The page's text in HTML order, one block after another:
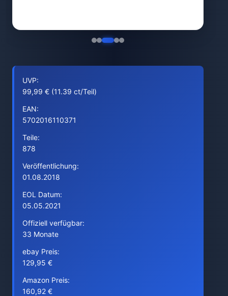
UVP:
99,99 € (11.39 ct/Teil)
EAN:
5702016110371
Teile:
878
Veröffentlichung:
01.08.2018
EOL Datum:
05.05.2021
Offiziell verfügbar:
33 Monate
ebay Preis:
129,95 €
Amazon Preis:
160,92 €